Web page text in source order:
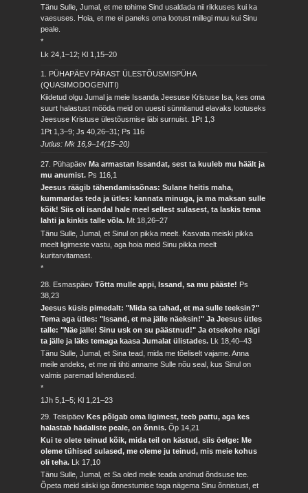
Tänu Sulle, Jumal, et me tohime Sind usaldada nii rikkuses kui ka
vaesuses. Hoia, et me ei paneks oma lootust millegi muu kui Sinu
peale.
*
Lk 24,1–12; Kl 1,15–20
1. PÜHAPÄEV PÄRAST ÜLESTÕUSMISPÜHA
(QUASIMODOGENITI)
Kiidetud olgu Jumal ja meie Issanda Jeesuse Kristuse Isa, kes oma
suurt halastust mööda meid on uuesti sünnitanud elavaks lootuseks
Jeesuse Kristuse ülestõusmise läbi surnuist. 1Pt 1,3
1Pt 1,3–9; Js 40,26–31; Ps 116
Jutlus: Mk 16,9–14(15–20)
27. Pühapäev Ma armastan Issandat, sest ta kuuleb mu häält ja
mu anumist. Ps 116,1
Jeesus räägib tähendamissõnas: Sulane heitis maha,
kummardas teda ja ütles: kannata minuga, ja ma maksan sulle
kõik! Siis oli isandal hale meel sellest sulasest, ta laskis tema
lahti ja kinkis talle võla. Mt 18,26–27
Tänu Sulle, Jumal, et Sinul on pikka meelt. Kasvata meiski pikka
meelt ligimeste vastu, aga hoia meid Sinu pikka meelt
kuritarvitamast.
*
28. EsmaspäevTõtta mulle appi, Issand, sa mu pääste! Ps
38,23
Jeesus küsis pimedalt: "Mida sa tahad, et ma sulle teeksin?"
Tema aga ütles: "Issand, et ma jälle näeksin!" Ja Jeesus ütles
talle: "Näe jälle! Sinu usk on su päästnud!" Ja otsekohe nägi
ta jälle ja läks temaga kaasa Jumalat ülistades. Lk 18,40–43
Tänu Sulle, Jumal, et Sina tead, mida me tõeliselt vajame. Anna
meile andeks, et me nii tihti anname Sulle nõu seal, kus Sinul on
valmis paremad lahendused.
*
1Jh 5,1–5; Kl 1,21–23
29. TeisipäevKes põlgab oma ligimest, teeb pattu, aga kes
halastab hädaliste peale, on õnnis.Õp 14,21
Kui te olete teinud kõik, mida teil on kästud, siis öelge: Me
oleme tühised sulased, me oleme ju teinud, mis meie kohus
oli teha. Lk 17,10
Tänu Sulle, Jumal, et Sa oled meile teada andnud õndsuse tee.
Õpeta meid siiski iga õnnestumise taga nägema Sinu õnnistust, et